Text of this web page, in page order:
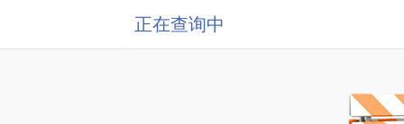
正在查询中